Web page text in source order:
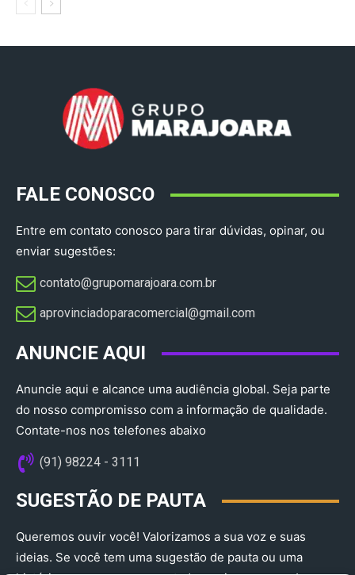
FALE CONOSCO
Entre em contato conosco para tirar dúvidas, opinar, ou
enviar sugestões:
contato@grupomarajoara.com.br
aprovinciadoparacomercial@gmail.com​
ANUNCIE AQUI
Anuncie aqui e alcance uma audiência global. Seja parte
do nosso compromisso com a informação de qualidade.
Contate-nos nos telefones abaixo
(91) 98224 - 3111
SUGESTÃO DE PAUTA
Queremos ouvir você! Valorizamos a sua voz e suas
ideias. Se você tem uma sugestão de pauta ou uma